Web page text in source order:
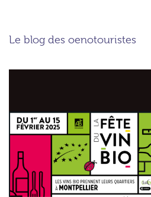
Le blog des oenotouristes